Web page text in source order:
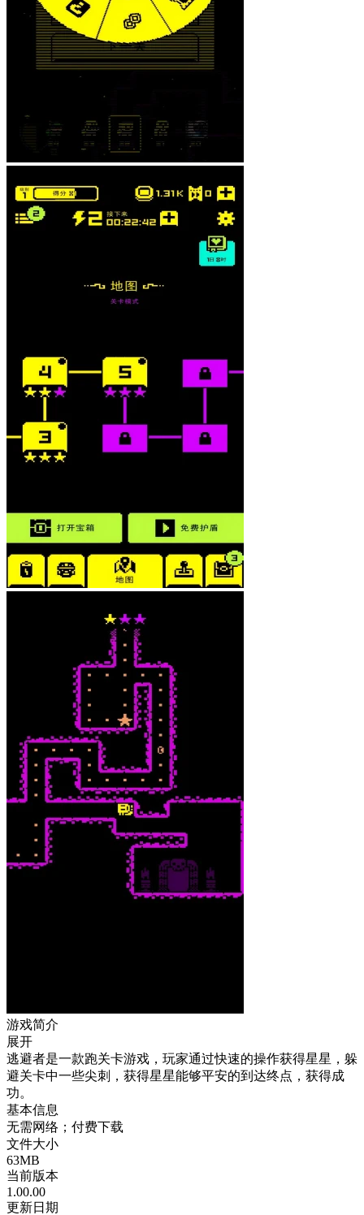
游戏简介
展开
逃避者是一款跑关卡游戏，玩家通过快速的操作获得星星，躲
避关卡中一些尖刺，获得星星能够平安的到达终点，获得成
功。
基本信息
无需网络；付费下载
文件大小
63MB
当前版本
1.00.00
更新日期